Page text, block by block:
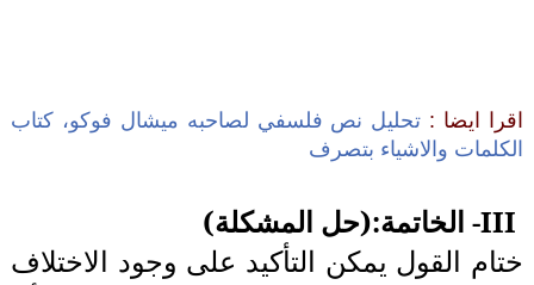
اقرا ايضا :
الكلمات والاشياء بتصرف
III- الخاتمة:(حل المشكلة)
ختام القول يمكن التأكيد على وجود الاختلاف